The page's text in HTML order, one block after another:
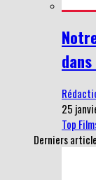
25
Top
Derniers